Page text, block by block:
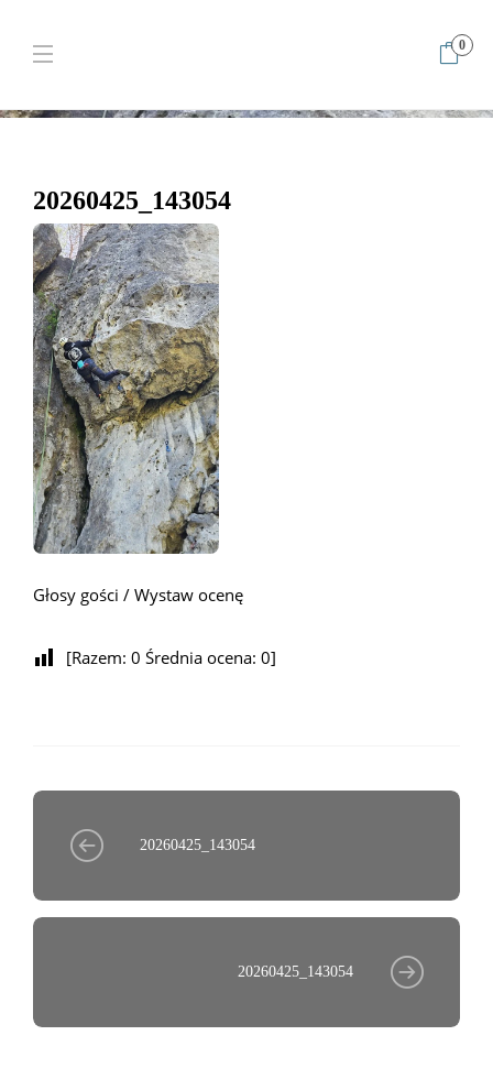
0
Home
20260425_143054
Głosy gości / Wystaw ocenę
[Razem: 0 Średnia ocena: 0]
20260425_143054
20260425_143054